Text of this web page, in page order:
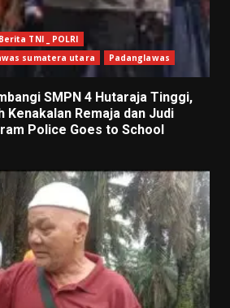
Berita TNI _ POLRI
sumatera utara
Padanglawas
SMPN 4 Hutaraja Tinggi,
Kenakalan Remaja dan Judi
Police Goes to School